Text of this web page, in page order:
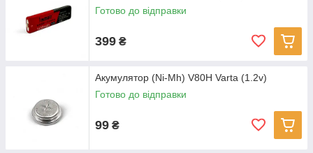
Готово до відправки
399 ₴
Акумулятор (Ni-Mh) V80H Varta (1.2v)
Готово до відправки
99 ₴